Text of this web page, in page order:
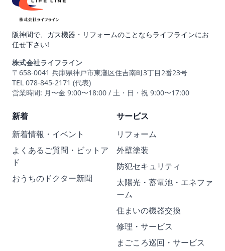
阪神間で、ガス機器・リフォームのことならライフラインにお
任せ下さい!
株式会社ライフライン
〒658-0041 兵庫県神戸市東灘区住吉南町3丁目2番23号
TEL 078-845-2171 (代表)
営業時間: 月〜金 9:00〜18:00 / 土・日・祝 9:00〜17:00
新着
新着情報・イベント
よくあるご質問・ビットア
ド
おうちのドクター新聞
サービス
リフォーム
外壁塗装
防犯セキュリティ
太陽光・蓄電池・エネファ
ーム
住まいの機器交換
修理・サービス
まごころ巡回・サービス